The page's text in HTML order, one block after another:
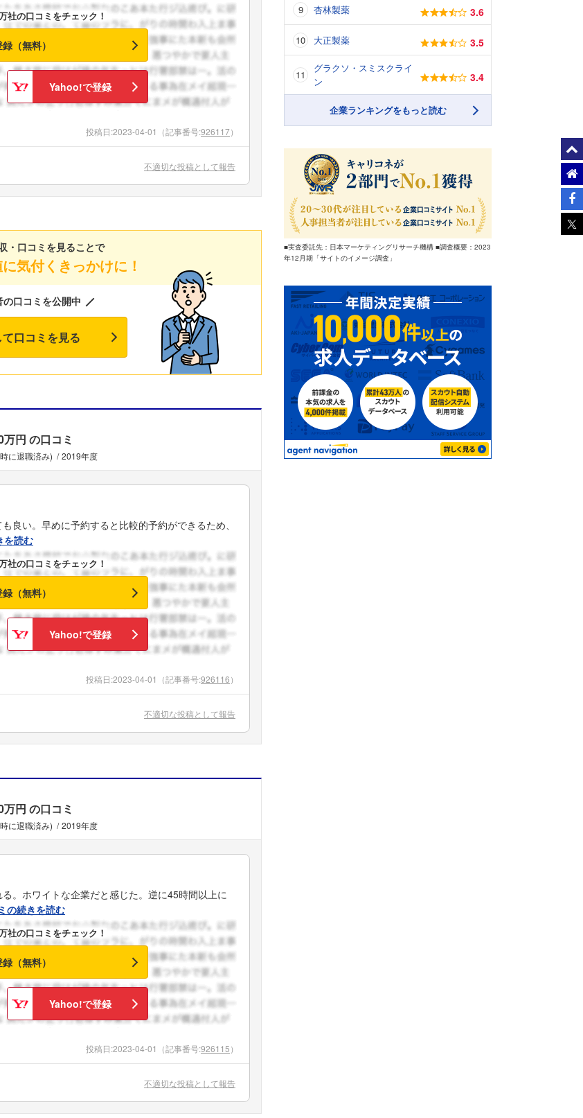
フォローしました
こちらの企業もフォローしませんか？
社の口コミをチェック！
（無料）
Yahoo!で登録
投稿日:2023-04-01 （記事番号:926117）
不適切な投稿として報告
・口コミを見ることで
気付くきっかけに！
口コミを公開中
口コミを見る
万円 の口コミ
に退職済み) 2019年度
良い。早めに予約すると比較的予約ができるため、
を読む
社の口コミをチェック！
（無料）
Yahoo!で登録
投稿日:2023-04-01 （記事番号:926116）
不適切な投稿として報告
万円 の口コミ
に退職済み) 2019年度
。ホワイトな企業だと感じた。逆に45時間以上に
の続きを読む
社の口コミをチェック！
（無料）
Yahoo!で登録
投稿日:2023-04-01 （記事番号:926115）
不適切な投稿として報告
杏林製薬 3.6
大正製薬 3.5
グラクソ・スミスクライ
ン
3.4
企業ランキングをもっと読む
■実査委託先：日本マーケティングリサーチ機構 ■調査概要：2023
年12月期「サイトのイメージ調査」